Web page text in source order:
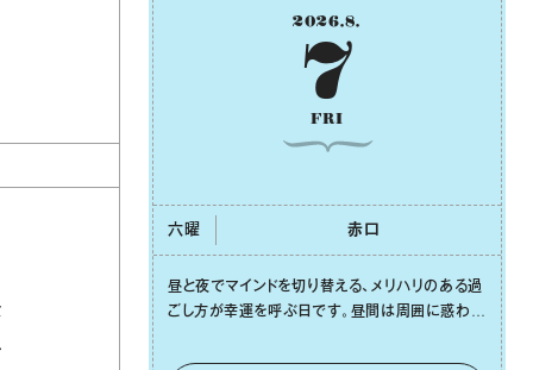
2026.8.
7
FRI
六曜 ⾚⼝
昼と夜でマインドを切り替える、メリハリのある過
ごし⽅が幸運を呼ぶ⽇です。昼間は周囲に惑わさ
をキープして。そして夜は、疲れや寂しさから⽢